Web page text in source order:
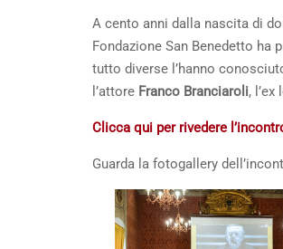
A cento anni dalla nascita di
Fondazione San Benedetto
tutto diverse l’hanno
l’attore Franco Branciaroli,
Clicca qui per rivedere
Guarda la fotogallery